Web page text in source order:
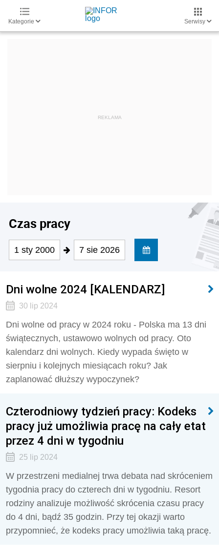
Kategorie Serwisy
Czas pracy
1 sty 2000 7 sie 2026
Dni wolne 2024 [KALENDARZ]
30 lip 2024
Dni wolne od pracy w 2024 roku - Polska ma 13 dni
świątecznych, ustawowo wolnych od pracy. Oto
kalendarz dni wolnych. Kiedy wypada święto w
sierpniu i kolejnych miesiącach roku? Jak
zaplanować dłuższy wypoczynek?
Czterodniowy tydzień pracy: Kodeks
pracy już umożliwia pracę na cały etat
przez 4 dni w tygodniu
25 lip 2024
W przestrzeni medialnej trwa debata nad skróceniem
tygodnia pracy do czterech dni w tygodniu. Resort
rodziny analizuje możliwość skrócenia czasu pracy
do 4 dni, bądź 35 godzin. Przy tej okazji warto
przypomnieć, że kodeks pracy umożliwia taką pracę.